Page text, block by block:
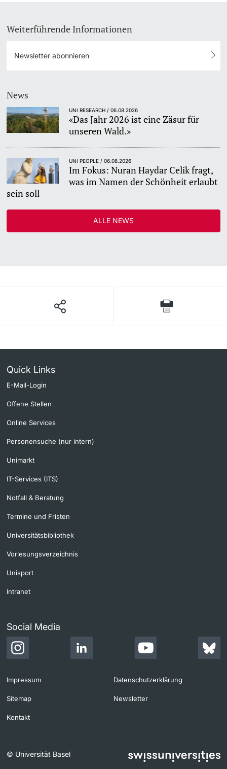
Weiterführende Informationen
Newsletter abonnieren
News
UNI RESEARCH / 06.08.2026
«Das Jahr 2026 ist eine Zäsur für
unseren Wald.»
UNI PEOPLE / 06.08.2026
Im Fokus: Nuran Haydar Celik fragt,
was im Namen der Schönheit erlaubt
sein soll
ALLE NEWS
Quick Links
E-Mail-Login
Offene Stellen
Online Services
Personensuche (nur intern)
Unimarkt
IT-Services (ITS)
Notfall & Beratung
Termine und Fristen
Universitätsbibliothek
Vorlesungsverzeichnis
Unisport
Intranet
Social Media
Impressum Datenschutzerklärung
Sitemap Newsletter
Kontakt
© Universität Basel